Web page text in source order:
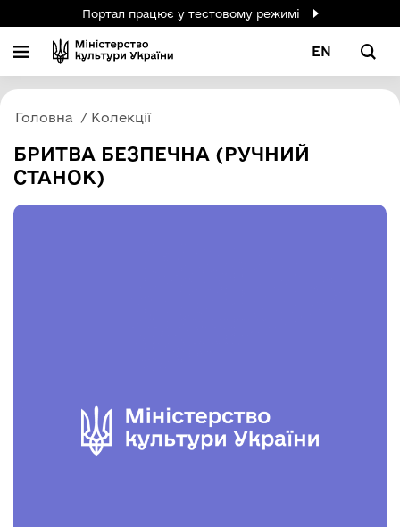
Портал працює у тестовому режимі
EN
Головна Колекції
БРИТВА БЕЗПЕЧНА (РУЧНИЙ
СТАНОК)